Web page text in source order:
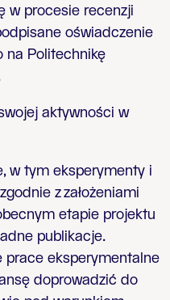
w procesie recenzji
oświadczenie
na Politechnikę
aktywności w
w tym eksperymenty i
z założeniami
etapie projektu
publikacje.
prace eksperymentalne
doprowadzić do